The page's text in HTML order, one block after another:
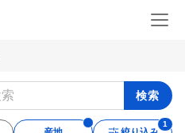
検索